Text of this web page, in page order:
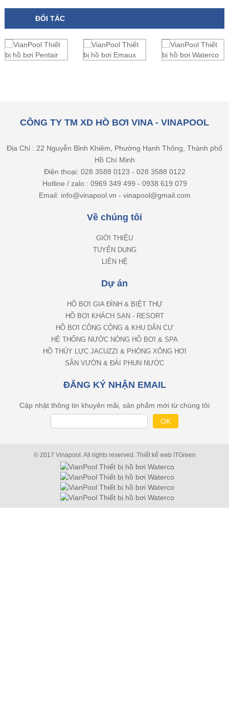
ĐỐI TÁC
CÔNG TY TM XD HỒ BƠI VINA - VINAPOOL
Địa Chỉ : 22 Nguyễn Bỉnh Khiêm, Phường Hạnh Thông, Thành phố
Hồ Chí Minh
Điện thoại: 028 3588 0123 - 028 3588 0122
Hotline / zalo : 0969 349 499 - 0938 619 079
Email: info@vinapool.vn - vinapool@gmail.com
Về chúng tôi
GIỚI THIỆU
TUYỂN DỤNG
LIÊN HỆ
Dự án
HỒ BƠI GIA ĐÌNH & BIỆT THỰ
HỒ BƠI KHÁCH SẠN - RESORT
HỒ BƠI CÔNG CỘNG & KHU DÂN CƯ
HỆ THỐNG NƯỚC NÓNG HỒ BƠI & SPA
HỒ THỦY LỰC JACUZZI & PHÒNG XÔNG HƠI
SÂN VƯỜN & ĐÀI PHUN NƯỚC
ĐĂNG KÝ NHẬN EMAIL
Cập nhật thông tin khuyên mãi, sản phẩm mới từ chúng tôi
© 2017 Vinapool. All rights reserved. Thiết kế web ITGreen